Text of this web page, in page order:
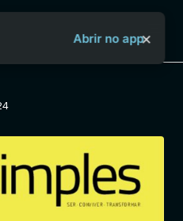
o Aya Bancah
Abrir no app×